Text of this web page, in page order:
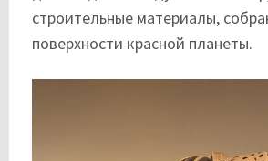
строительные материалы,
поверхности красной планеты.